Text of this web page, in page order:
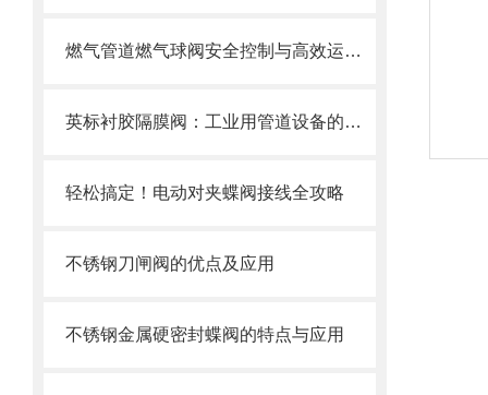
燃气管道燃气球阀安全控制与高效运行的“核心开关”
英标衬胶隔膜阀：工业用管道设备的优选之选
轻松搞定！电动对夹蝶阀接线全攻略
不锈钢刀闸阀的优点及应用
不锈钢金属硬密封蝶阀的特点与应用